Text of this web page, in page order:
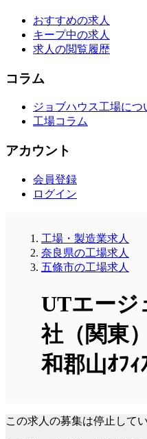
おすすめの求人
キープ中の求人
求人の閲覧履歴
コラム
ジョブハウス工場につ
工場コラム
アカウント
会員登録
ログイン
工場・製造業求人
奈良県の工場求人
五條市の工場求人
UTエージ
社（関東
和郡山ｵﾌ
この求人の募集は停止してい